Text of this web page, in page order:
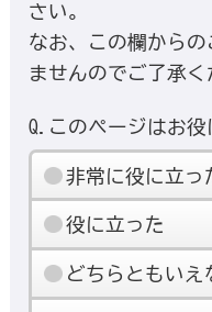
さい。
なお、この欄から
ませんのでご了承く
Q.このページはお役
非常に役に立っ
役に立った
どちらともいえ